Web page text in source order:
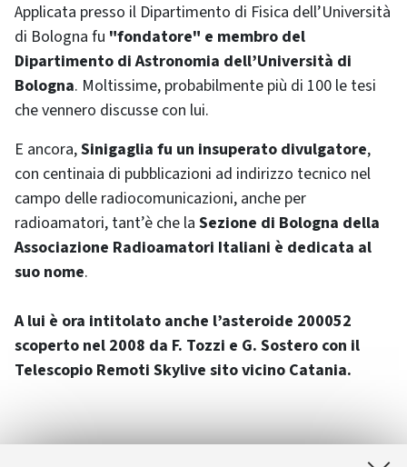
Applicata presso il Dipartimento di Fisica dell’Università
di Bologna fu "fondatore" e membro del
Dipartimento di Astronomia dell’Università di
Bologna. Moltissime, probabilmente più di 100 le tesi
che vennero discusse con lui.
E ancora,Sinigaglia fu un insuperato divulgatore,
con centinaia di pubblicazioni ad indirizzo tecnico nel
campo delle radiocomunicazioni, anche per
radioamatori, tant’è che la Sezione di Bologna della
Associazione Radioamatori Italiani è dedicata al
suo nome.
A lui è ora intitolato anche l’asteroide 200052
scoperto nel 2008 da F. Tozzi e G. Sostero con il
Telescopio Remoti Skylive sito vicino Catania.